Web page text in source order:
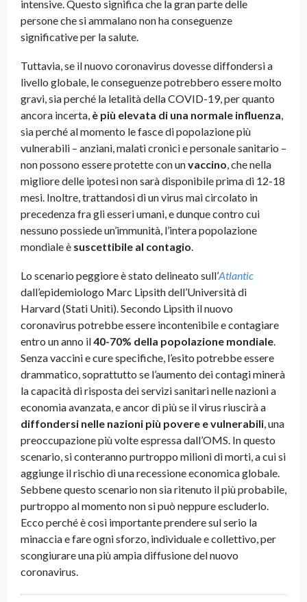
intensive. Questo significa che la gran parte delle
persone che si ammalano non ha conseguenze
significative per la salute.
Tuttavia, se il nuovo coronavirus dovesse diffondersi a
livello globale, le conseguenze potrebbero essere molto
gravi, sia perché la letalitàdella COVID-19, per quanto
ancora incerta, è più elevata di una normale influenza,
sia perché al momento le fasce di popolazione più
vulnerabili – anziani, malati cronici e personale sanitario –
non possono essere protette con unvaccino, che nella
migliore delle ipotesi non sarà disponibile prima di 12-18
mesi. Inoltre, trattandosi di un virus mai circolato in
precedenza fra gli esseri umani, e dunque contro cui
nessuno possiede un’immunità, l’intera popolazione
mondiale è suscettibile al contagio.
Lo scenario peggiore è stato delineato sull’Atlantic
dall’epidemiologo Marc Lipsith dell’Università di
Harvard (Stati Uniti). Secondo Lipsith il nuovo
coronavirus potrebbe essere incontenibile e contagiare
entro un anno il40-70% della popolazione mondiale.
Senza vaccini e cure specifiche, l’esito potrebbe essere
drammatico, soprattutto se l’aumento dei contagi minerà
la capacità di risposta dei servizi sanitari nelle nazioni a
economia avanzata, e ancor di più se il virus riuscirà a
diffondersi nelle nazioni più povere e vulnerabili, una
preoccupazione più volte espressa dall’OMS. In questo
scenario, si conteranno purtroppo milioni di morti, a cui si
aggiunge il rischio di una recessione economica globale.
Sebbene questo scenario non sia ritenuto il più probabile,
purtroppo al momento non si può neppure escluderlo.
Ecco perché è così importante prendere sul serio la
minaccia e fare ogni sforzo, individuale e collettivo, per
scongiurare una più ampia diffusione del nuovo
coronavirus.